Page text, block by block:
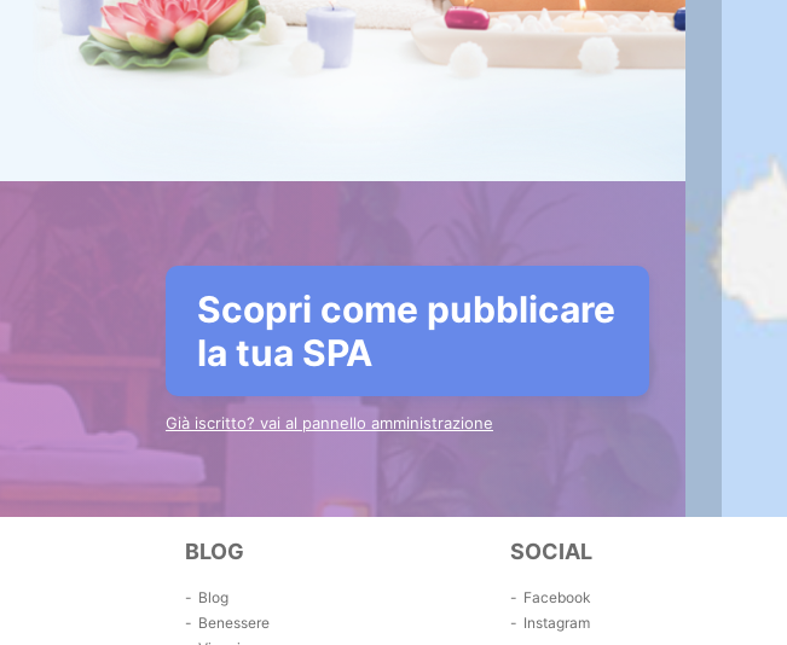
Scopri come pubblicare
la tua SPA
Già iscritto? vai al pannello amministrazione
BLOG
Blog
Benessere
SOCIAL
Facebook
Instagram